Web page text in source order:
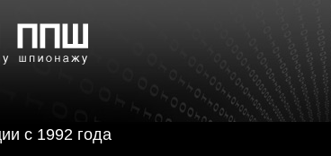
с 1992 года